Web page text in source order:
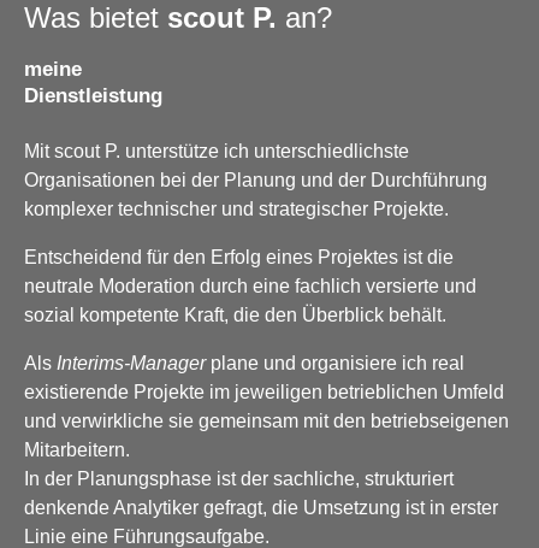
Was bietet scout P. an?
meine
Dienstleistung
Mit scout P. unterstütze ich unterschiedlichste
Organisationen bei der Planung und der Durchführung
komplexer technischer und strategischer Projekte.
Entscheidend für den Erfolg eines Projektes ist die
neutrale Moderation durch eine fachlich versierte und
sozial kompetente Kraft, die den Überblick behält.
Als Interims-Managerplane und organisiere ich real
existierende Projekte im jeweiligen betrieblichen Umfeld
und verwirkliche sie gemeinsam mit den betriebseigenen
Mitarbeitern.
In der Planungsphase ist der sachliche, strukturiert
denkende Analytiker gefragt, die Umsetzung ist in erster
Linie eine Führungsaufgabe.